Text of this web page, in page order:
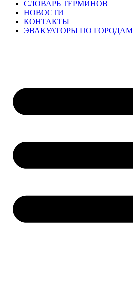
СЛОВАРЬ ТЕРМИНОВ
НОВОСТИ
КОНТАКТЫ
ЭВАКУАТОРЫ ПО ГОРОДАМ